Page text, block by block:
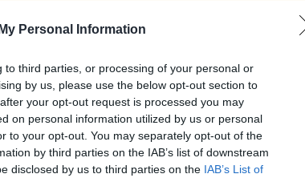
Personal Information
third parties, or processing of your personal or
by us, please use the below opt-out section to
your opt-out request is processed you may
on personal information utilized by us or personal
to your opt-out. You may separately opt-out of the
by third parties on the IAB’s list of downstream
disclosed by us to third parties on the IAB’s List of
κάρπωσης για το
η θήρα του τρυγονιού σε όλη
ετήσιο ...